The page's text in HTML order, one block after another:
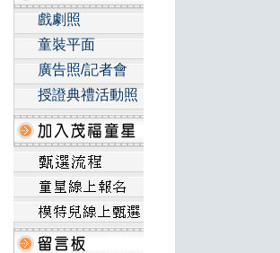
戲劇照
童裝平面
廣告照/記者會
授證典禮活動照